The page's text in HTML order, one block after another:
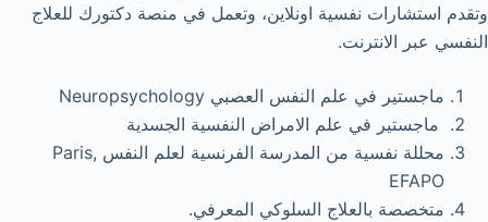
وتقدم استشارات نفسية اونلاين، وتعمل في منصة دكتورك للعلاج
النفسي عبر الانترنت.
ماجستير في علم النفس العصبي Neuropsychology
ماجستير في علم الامراض النفسية الجسدية
محللة نفسية من المدرسة الفرنسية لعلم النفس Paris,
EFAPO
متخصصة بالعلاج السلوكي المعرفي.